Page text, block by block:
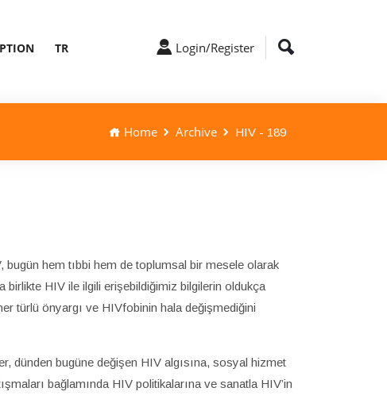
TR Login/Register
Home Archive HIV - 189
bugün hem tıbbi hem de toplumsal bir mesele olarak
birlikte HIV ile ilgili erişebildiğimiz bilgilerin oldukça
türlü önyargı ve HIVfobinin hala değişmediğini
dünden bugüne değişen HIV algısına, sosyal hizmet
bağlamında HIV politikalarına ve sanatla HIV’in